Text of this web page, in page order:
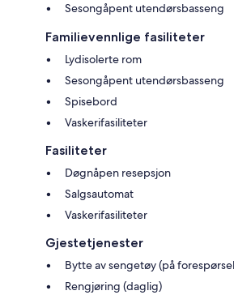
Sesongåpent utendørsbasseng
Familievennlige fasiliteter
Lydisolerte rom
Sesongåpent utendørsbasseng
Spisebord
Vaskerifasiliteter
Fasiliteter
Døgnåpen resepsjon
Salgsautomat
Vaskerifasiliteter
Gjestetjenester
Bytte av sengetøy (på
Rengjøring (daglig)